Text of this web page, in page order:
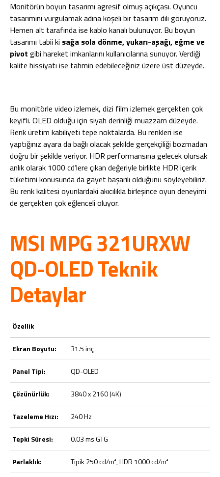
Monitörün boyun tasarımı agresif olmuş açıkçası. Oyuncu
tasarımını vurgulamak adına köşeli bir tasarım dili görüyoruz.
Hemen alt tarafında ise kablo kanalı bulunuyor. Bu boyun
tasarımı tabii ki sağa sola dönme, yukarı-aşağı, eğme ve
pivot gibi hareket imkanlarını kullanıcılarına sunuyor. Verdiği
kalite hissiyatı ise tahmin edebileceğiniz üzere üst düzeyde.
Bu monitörle video izlemek, dizi film izlemek gerçekten çok
keyifli. OLED olduğu için siyah derinliği muazzam düzeyde.
Renk üretim kabiliyeti tepe noktalarda. Bu renkleri ise
yaptığınız ayara da bağlı olacak şekilde gerçekçiliği bozmadan
doğru bir şekilde veriyor. HDR performansına gelecek olursak
anlık olarak 1000 cd’lere çıkan değeriyle birlikte HDR içerik
tüketimi konusunda da gayet başarılı olduğunu söyleyebiliriz.
Bu renk kalitesi oyunlardaki akıcılıkla birleşince oyun deneyimi
de gerçekten çok eğlenceli oluyor.
MSI MPG 321URXW
QD-OLED Teknik
Detaylar
Özellik
Ekran Boyutu: 31.5 inç
Panel Tipi: QD-OLED
Çözünürlük: 3840 x 2160 (4K)
Tazeleme Hızı: 240 Hz
Tepki Süresi: 0.03 ms GTG
Parlaklık: Tipik 250 cd/m², HDR 1000 cd/m²